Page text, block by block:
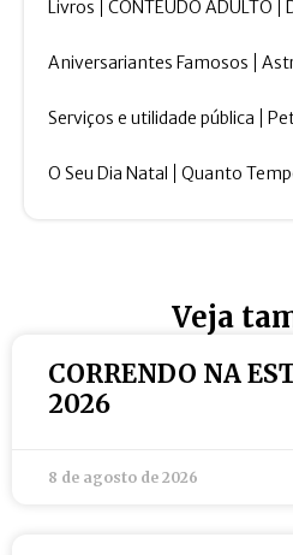
Livros CONTEÚDO ADULTO
Aniversariantes Famosos
Serviços e utilidade pública
O Seu Dia Natal Quanto
Veja
CORRENDO NA
2026
8 de agosto de 2026